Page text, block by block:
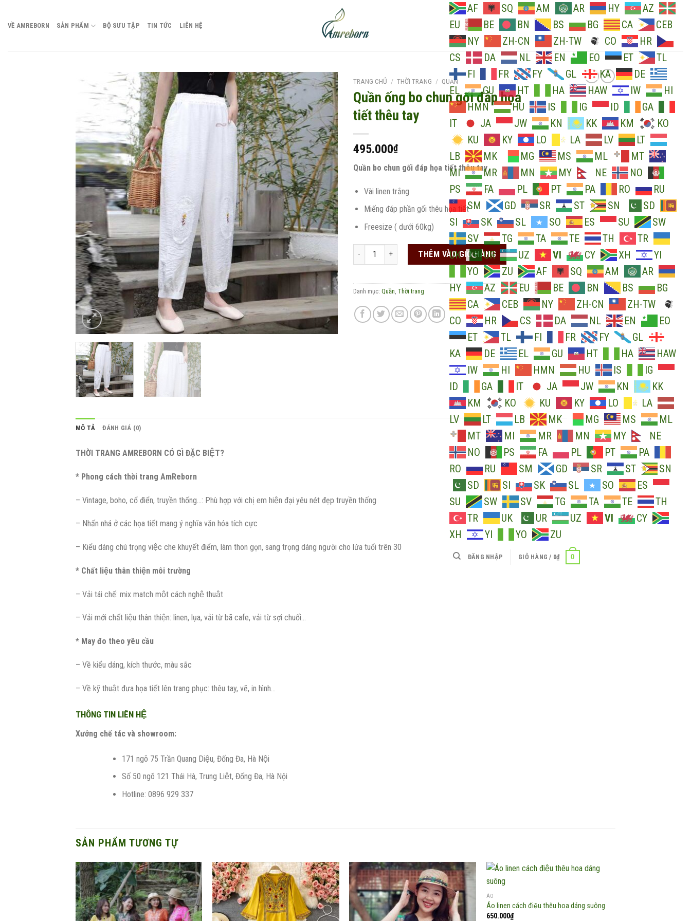
VỀ AMREBORN SẢN PHẨM BỘ SƯU TẬP TIN TỨC LIÊN HỆ
AF SQ AM AR HY
AZ
EU
BE BN BS BG CA
CEB
NY
ZH-CN ZH-TW CO
HR
CS
DA NL EN EO ET
TL
FI
FR FY GL KA
DE
EL
GU HT HA HAW IW
HI
HMN
HU IS IG ID
GA
IT
JA JW KN KK KM
KO
KU
KY LO LA LV
LT
LB
MK MG MS ML
MT
MI
MR MN MY NE
NO
PS
FA PL PT PA RO
RU
SM
GD SR ST SN
SD
SI
SK SL SO ES SU
SW
SV
TG TA TE TH
TR
UK
UR UZ VI CY XH
YI
YO
ZU AF SQ AM
AR
HY
AZ EU BE BN BS
BG
CA
CEB NY ZH-CN
ZH-TW
CO
HR CS DA NL EN
EO
ET
TL FI FR FY
GL
KA
DE EL GU HT HA
HAW
IW
HI HMN HU IS
IG
ID
GA IT JA JW KN
KK
KM
KO KU KY LO
LA
LV
LT LB MK MG MS
ML
MT
MI MR MN MY
NE
NO
PS FA PL PT
PA
RO
RU SM GD SR ST
SN
SD
SI SK SL SO
ES
SU
SW SV TG TA TE
TH
TR
UK UR UZ VI
CY
XH
YI YO ZU
ĐĂNG NHẬP GIỎ HÀNG / 0₫ 0
Add to
wishlist
TRANG CHỦ / THỜI TRANG / QUẦN
Quần ống bo chun gối đáp họa
tiết thêu tay
495.000₫
Quần bo chun gối đáp họa tiết thêu tay
Vài linen trắng
Miếng đáp phần gối thêu họa tiết
Freesize ( dưới 60kg)
Quần ống bo chun gối đáp họa tiết thêu tay số lượng
THÊM VÀO GIỎ HÀNG
Danh mục: Quần, Thời trang
MÔ TẢ ĐÁNH GIÁ (0)
THỜI TRANG AMREBORN CÓ GÌ ĐẶC BIỆT?
* Phong cách thời trang AmReborn
– Vintage, boho, cổ điển, truyền thống…: Phù hợp với chị em hiện đại yêu nét đẹp truyền thống
– Nhấn nhá ở các họa tiết mang ý nghĩa văn hóa tích cực
– Kiểu dáng chú trọng việc che khuyết điểm, làm thon gọn, sang trọng dáng người cho lứa tuổi trên 30
* Chất liệu thân thiện môi trường
– Vải tái chế: mix match một cách nghệ thuật
– Vải mới chất liệu thân thiện: linen, lụa, vải từ bã cafe, vải từ sợi chuối…
* May đo theo yêu cầu
– Về kiểu dáng, kích thước, màu sắc
– Về kỹ thuật đưa họa tiết lên trang phục: thêu tay, vẽ, in hình…
THÔNG TIN LIÊN HỆ
Xưởng chế tác và showroom:
171 ngõ 75 Trần Quang Diệu, Đống Đa, Hà Nội
Số 50 ngõ 121 Thái Hà, Trung Liệt, Đống Đa, Hà Nội
Hotline: 0896 929 337
SẢN PHẨM TƯƠNG TỰ
Add to
wishlist
Add to
wishlist
Add to
wishlist
Add to
ÁO
Áo linen cách điệu thêu hoa dáng suông
650.000₫